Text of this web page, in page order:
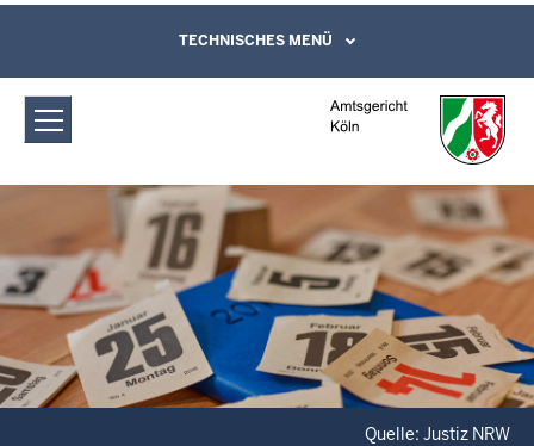
Amtsgericht Köln: Sitzungstermine
Direkt zum Inhalt
Leichte Sprache, Gebärdensprachenvideo
und Kontaktformular
TECHNISCHES MENÜ
Quelle: Justiz NRW